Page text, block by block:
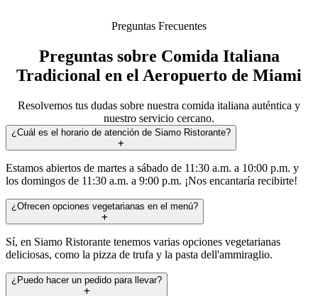
Preguntas Frecuentes
Preguntas sobre Comida Italiana
Tradicional en el Aeropuerto de Miami
Resolvemos tus dudas sobre nuestra comida italiana auténtica y
nuestro servicio cercano.
¿Cuál es el horario de atención de Siamo Ristorante?
Estamos abiertos de martes a sábado de 11:30 a.m. a 10:00 p.m. y
los domingos de 11:30 a.m. a 9:00 p.m. ¡Nos encantaría recibirte!
¿Ofrecen opciones vegetarianas en el menú?
Sí, en Siamo Ristorante tenemos varias opciones vegetarianas
deliciosas, como la pizza de trufa y la pasta dell'ammiraglio.
¿Puedo hacer un pedido para llevar?